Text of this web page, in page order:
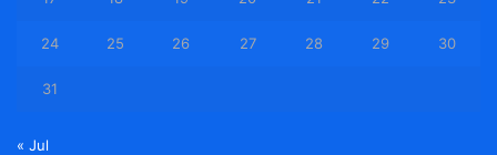
24 25 26 27 28 29 30
31
« Jul